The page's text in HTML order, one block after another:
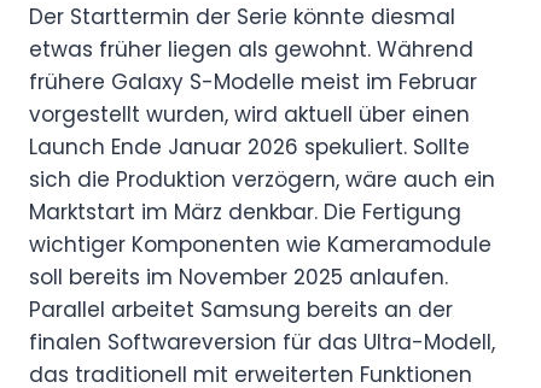
Der Starttermin der Serie könnte diesmal
etwas früher liegen als gewohnt. Während
frühere Galaxy S-Modelle meist im Februar
vorgestellt wurden, wird aktuell über einen
Launch Ende Januar 2026 spekuliert. Sollte
sich die Produktion verzögern, wäre auch ein
Marktstart im März denkbar. Die Fertigung
wichtiger Komponenten wie Kameramodule
soll bereits im November 2025 anlaufen.
Parallel arbeitet Samsung bereits an der
finalen Softwareversion für das Ultra-Modell,
das traditionell mit erweiterten Funktionen